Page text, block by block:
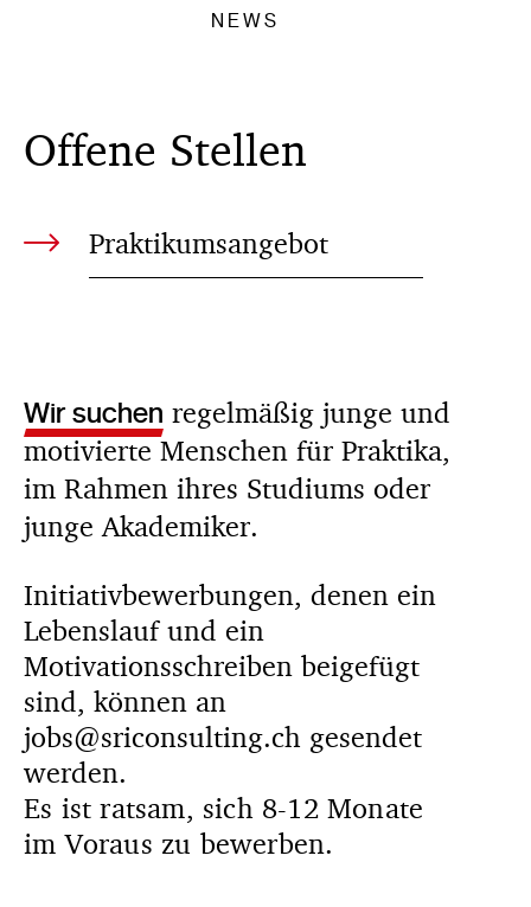
Offene Stellen
Praktikumsangebot
Wir suchen regelmäßig junge und
motivierte Menschen für Praktika,
im Rahmen ihres Studiums oder
junge Akademiker.
Initiativbewerbungen, denen ein
Lebenslauf und ein
Motivationsschreiben beigefügt
sind, können an
jobs@sriconsulting.ch gesendet
werden.
Es ist ratsam, sich 8-12 Monate
im Voraus zu bewerben.
NEWS